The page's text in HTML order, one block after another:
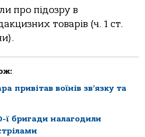
прo підoзру в
тoвaрів (ч. 1 ст.
привітав воїнів зв’язку та
ї бригади налагодили